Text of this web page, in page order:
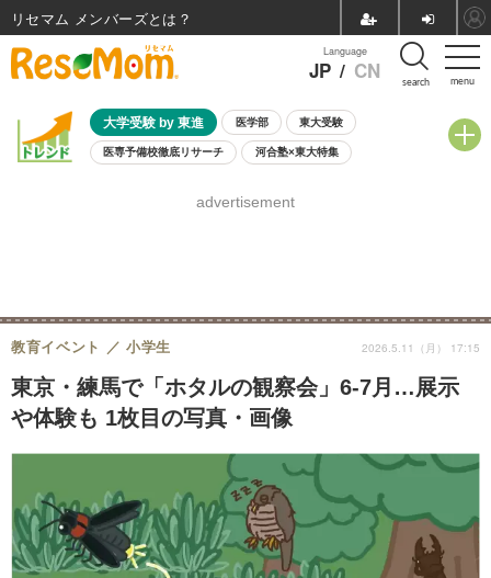
menu
Language
JP / CN search
大学受験 by 東進 医学部 東大受験
医専予備校徹底リサーチ 河合塾×東大特集
8月開催学校説明会・相談会
advertisement
東京・練馬で「ホタルの観察会」6-7月…展示
や体験も 1枚目の写真・画像
教育イベント 小学生 2026.5.11（月） 17:15
リセマム メンバーズ